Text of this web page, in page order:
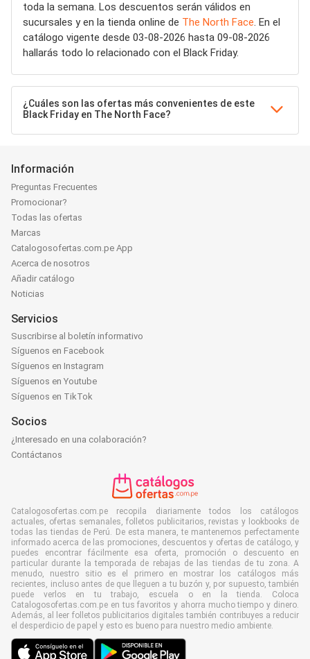
toda la semana. Los descuentos serán válidos en
sucursales y en la tienda online de The North Face. En el
catálogo vigente desde 03-08-2026 hasta 09-08-2026
hallarás todo lo relacionado con el Black Friday.
¿Cuáles son las ofertas más convenientes de este
Black Friday en The North Face?
Información
Preguntas Frecuentes
Promocionar?
Todas las ofertas
Marcas
Catalogosofertas.com.pe App
Acerca de nosotros
Añadir catálogo
Noticias
Servicios
Suscribirse al boletín informativo
Síguenos en Facebook
Síguenos en Instagram
Síguenos en Youtube
Síguenos en TikTok
Socios
¿Interesado en una colaboración?
Contáctanos
Catalogosofertas.com.pe recopila diariamente todos los catálogos
actuales, ofertas semanales, folletos publicitarios, revistas y lookbooks de
todas las tiendas de Perú. De esta manera, te mantenemos perfectamente
informado acerca de las promociones, descuentos y ofertas de catálogo, y
puedes encontrar fácilmente esa oferta, promoción o descuento en
particular durante la temporada de rebajas de las tiendas de tu zona. A
menudo, nuestro sitio es el primero en mostrar los catálogos más
recientes, incluso antes de que lleguen a tu buzón y, por supuesto, también
puede verlos en tu trabajo, escuela o en la tienda. Coloca
Catalogosofertas.com.pe en tus favoritos y ahorra mucho tiempo y dinero.
Además, al leer folletos publicitarios digitales también contribuyes a reducir
el desperdicio de papel y esto es bueno para nuestro medio ambiente.